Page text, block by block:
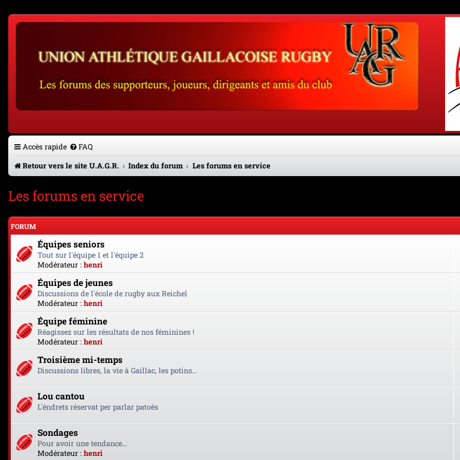
Accès rapide FAQ
Retour vers le site U.A.G.R.
Index du forum Les forums en service
Les forums en service
FORUM
Équipes seniors
Tout sur l'équipe 1 et l'équipe 2
Modérateur : henri
Équipes de jeunes
Discussions de l'école de rugby aux Reichel
Modérateur : henri
Équipe féminine
Réagissez sur les résultats de nos féminines !
Modérateur : henri
Troisième mi-temps
Discussions libres, la vie à Gaillac, les potins...
Lou cantou
L'éndrets réservat per parlar patoès
Sondages
Pour avoir une tendance...
Modérateur : henri